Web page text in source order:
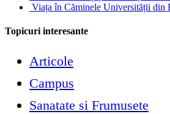
Viața în Căminele Universității din
Topicuri interesante
Articole
Campus
Sanatate si Frumusete